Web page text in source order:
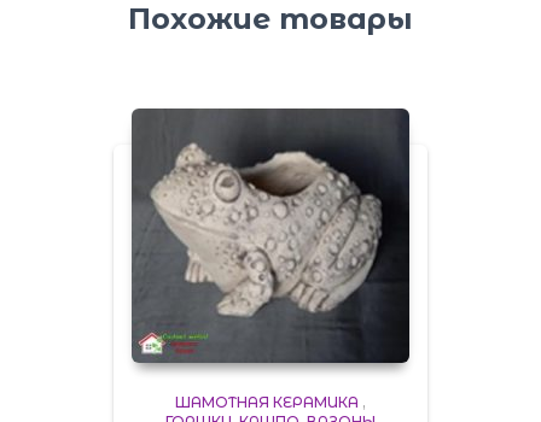
Похожие товары
ШАМОТНАЯ КЕРАМИКА ,